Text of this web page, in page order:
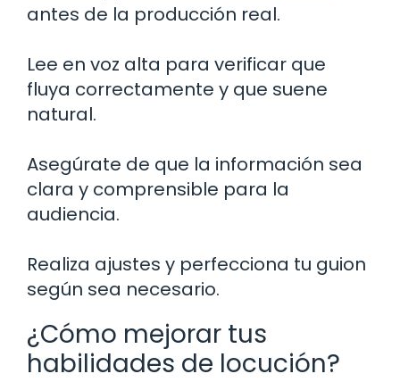
antes de la producción real.
Lee en voz alta para verificar que
fluya correctamente y que suene
natural.
Asegúrate de que la información sea
clara y comprensible para la
audiencia.
Realiza ajustes y perfecciona tu guion
según sea necesario.
¿Cómo mejorar tus
habilidades de locución?